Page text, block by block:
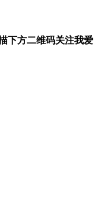
下方二维码关注我爱